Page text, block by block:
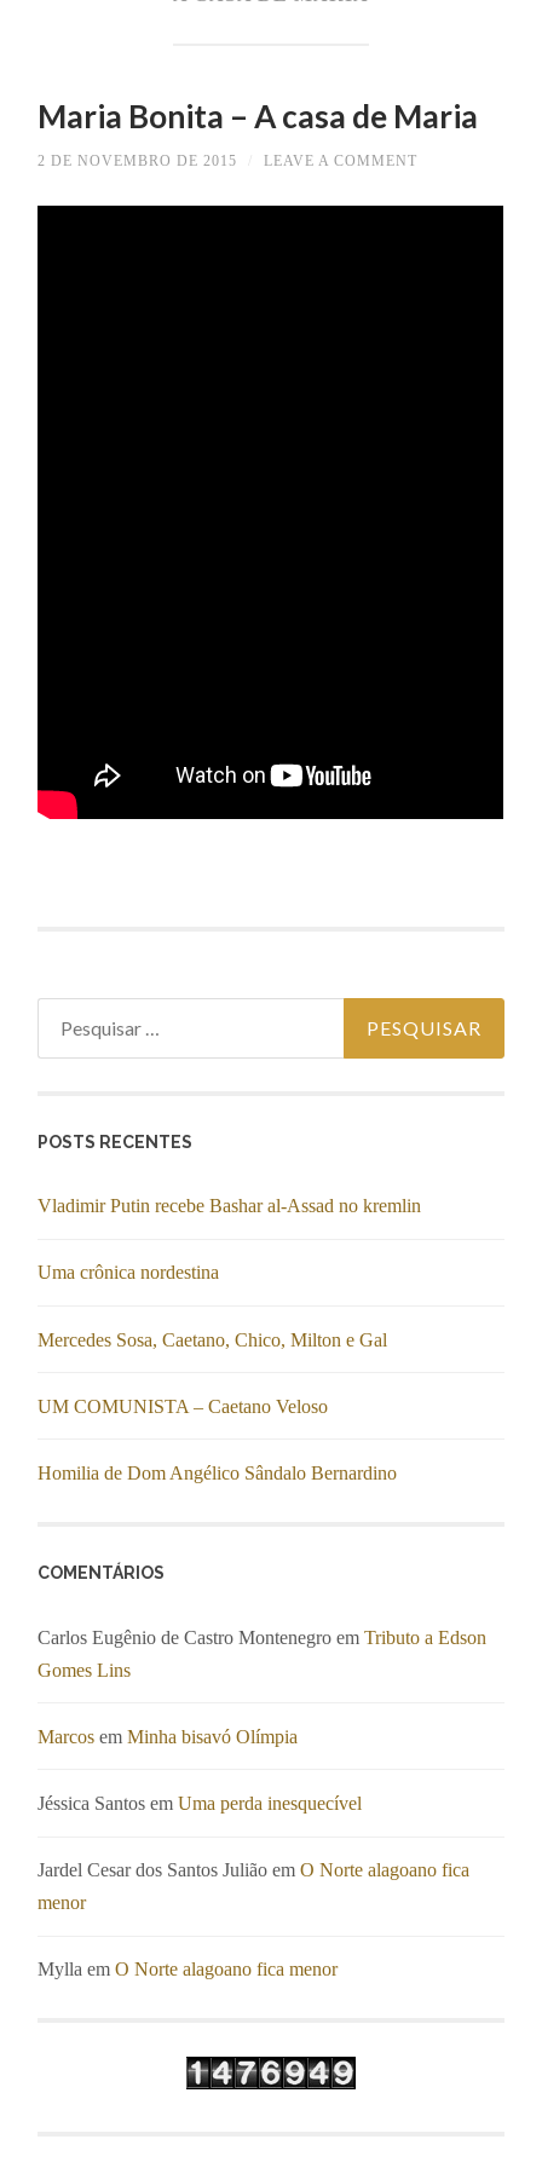
Maria Bonita – A casa de Maria
2 DE NOVEMBRO DE 2015 LEAVE A COMMENT
POSTS RECENTES
Vladimir Putin recebe Bashar al-Assad no kremlin
Uma crônica nordestina
Mercedes Sosa, Caetano, Chico, Milton e Gal
UM COMUNISTA – Caetano Veloso
Homilia de Dom Angélico Sândalo Bernardino
COMENTÁRIOS
Carlos Eugênio de Castro Montenegro emTributo a Edson
Gomes Lins
Marcos emMinha bisavó Olímpia
Jéssica Santos emUma perda inesquecível
Jardel Cesar dos Santos Julião emO Norte alagoano fica
menor
Mylla emO Norte alagoano fica menor